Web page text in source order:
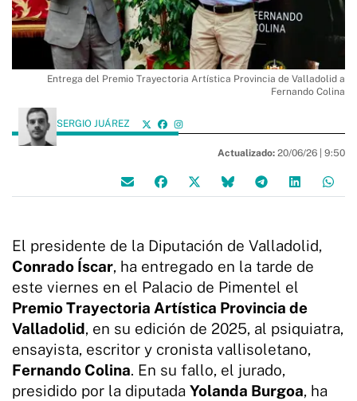
Entrega del Premio Trayectoria Artística Provincia de Valladolid a
Fernando Colina
SERGIO JUÁREZ
Actualizado: 20/06/26 | 9:50
El presidente de la Diputación de Valladolid,
Conrado Íscar, ha entregado en la tarde de
este viernes en el Palacio de Pimentel el
Premio Trayectoria Artística Provincia de
Valladolid, en su edición de 2025, al psiquiatra,
ensayista, escritor y cronista vallisoletano,
Fernando Colina. En su fallo, el jurado,
presidido por la diputada Yolanda Burgoa, ha